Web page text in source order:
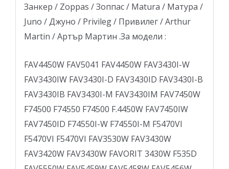
Занкер / Zoppas / Зоппас / Matura / Матура /
Juno / Джуно / Privileg / Привилег / Arthur
Martin / Артър Мартин .За модели :
FAV4450W FAV5041 FAV4450W FAV3430I-W
FAV3430IW FAV3430I-D FAV3430ID FAV3430I-B
FAV3430IB FAV3430I-M FAV3430IM FAV7450W
F74500 F74550 F74500 F.4450W FAV7450IW
FAV7450ID F74550I-W F74550I-M F5470VI
F5470VI F5470VI FAV3530W FAV3430W
FAV3420W FAV3430W FAVORIT 3430W F535D